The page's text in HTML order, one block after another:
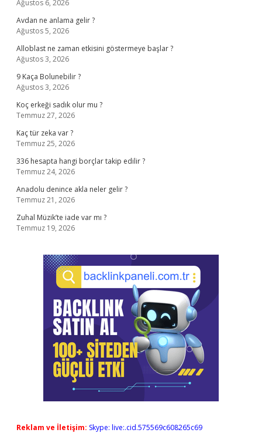
Ağustos 6, 2026
Avdan ne anlama gelir ?
Ağustos 5, 2026
Alloblast ne zaman etkisini göstermeye başlar ?
Ağustos 3, 2026
9 Kaça Bolunebilir ?
Ağustos 3, 2026
Koç erkeği sadık olur mu ?
Temmuz 27, 2026
Kaç tür zeka var ?
Temmuz 25, 2026
336 hesapta hangi borçlar takip edilir ?
Temmuz 24, 2026
Anadolu denince akla neler gelir ?
Temmuz 21, 2026
Zuhal Müzik’te iade var mı ?
Temmuz 19, 2026
Reklam ve İletişim: Skype: live:.cid.575569c608265c69